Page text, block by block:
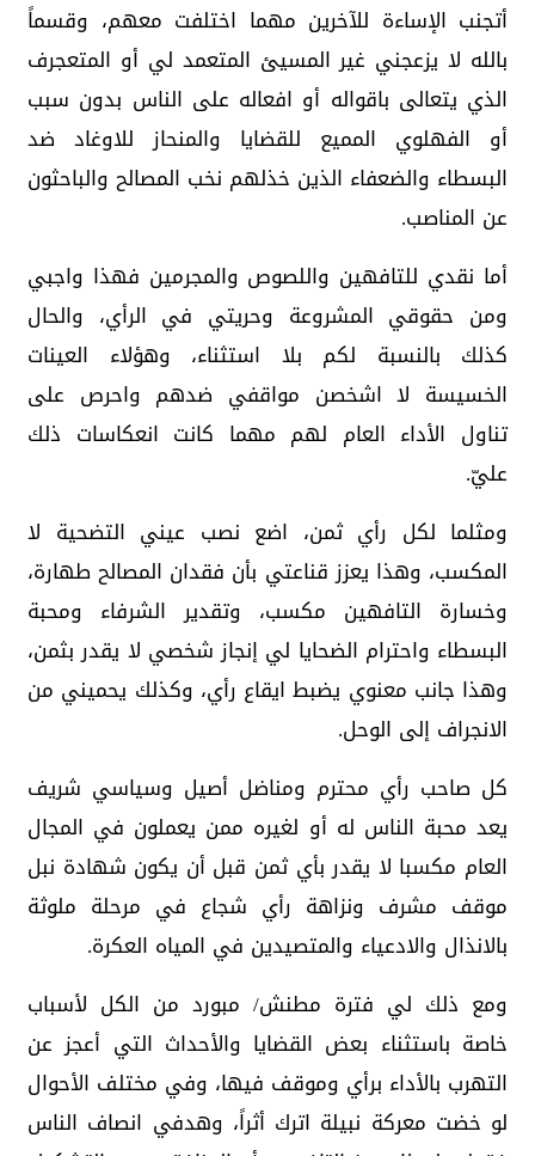
أتجنب الإساءة للآخرين مهما اختلفت معهم، وقسماً
بالله لا يزعجني غير المسيئ المتعمد لي أو المتعجرف
الذي يتعالى باقواله أو افعاله على الناس بدون سبب
أو الفهلوي المميع للقضايا والمنحاز للاوغاد ضد
البسطاء والضعفاء الذين خذلهم نخب المصالح والباحثون
عن المناصب.
أما نقدي للتافهين واللصوص والمجرمين فهذا واجبي
ومن حقوقي المشروعة وحريتي في الرأي، والحال
كذلك بالنسبة لكم بلا استثناء، وهؤلاء العينات
الخسيسة لا اشخصن مواقفي ضدهم واحرص على
تناول الأداء العام لهم مهما كانت انعكاسات ذلك
عليّ.
ومثلما لكل رأي ثمن، اضع نصب عيني التضحية لا
المكسب، وهذا يعزز قناعتي بأن فقدان المصالح طهارة،
وخسارة التافهين مكسب، وتقدير الشرفاء ومحبة
البسطاء واحترام الضحايا لي إنجاز شخصي لا يقدر بثمن،
وهذا جانب معنوي يضبط ايقاع رأي، وكذلك يحميني من
الانجراف إلى الوحل.
كل صاحب رأي محترم ومناضل أصيل وسياسي شريف
يعد محبة الناس له أو لغيره ممن يعملون في المجال
العام مكسبا لا يقدر بأي ثمن قبل أن يكون شهادة نبل
موقف مشرف ونزاهة رأي شجاع في مرحلة ملوثة
بالانذال والادعياء والمتصيدين في المياه العكرة.
ومع ذلك لي فترة مطنش/ مبورد من الكل لأسباب
خاصة باستثناء بعض القضايا والأحداث التي أعجز عن
التهرب بالأداء برأي وموقف فيها، وفي مختلف الأحوال
لو خضت معركة نبيلة اترك أثراً، وهدفي انصاف الناس